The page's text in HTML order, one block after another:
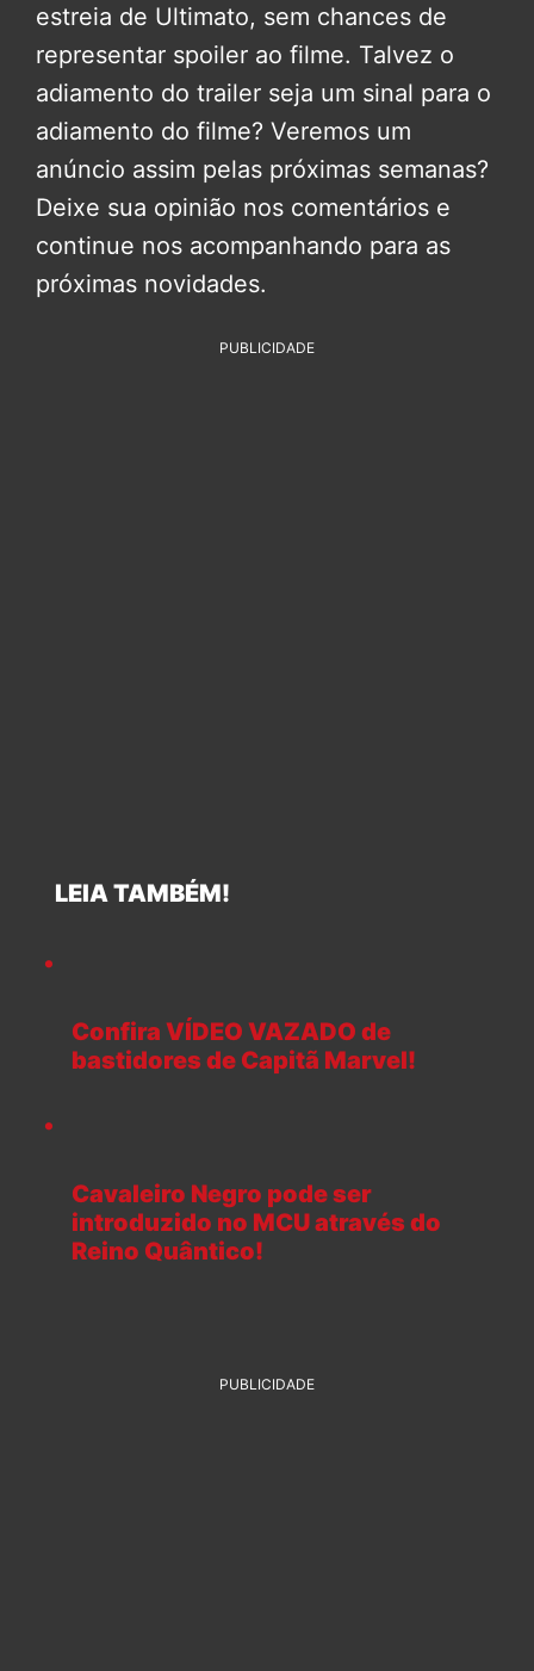
estreia de Ultimato, sem chances de
representar spoiler ao filme. Talvez o
adiamento do trailer seja um sinal para o
adiamento do filme? Veremos um
anúncio assim pelas próximas semanas?
Deixe sua opinião nos comentários e
continue nos acompanhando para as
próximas novidades.
PUBLICIDADE
LEIA TAMBÉM!
Confira VÍDEO VAZADO de
bastidores de Capitã Marvel!
Cavaleiro Negro pode ser
introduzido no MCU através do
Reino Quântico!
PUBLICIDADE